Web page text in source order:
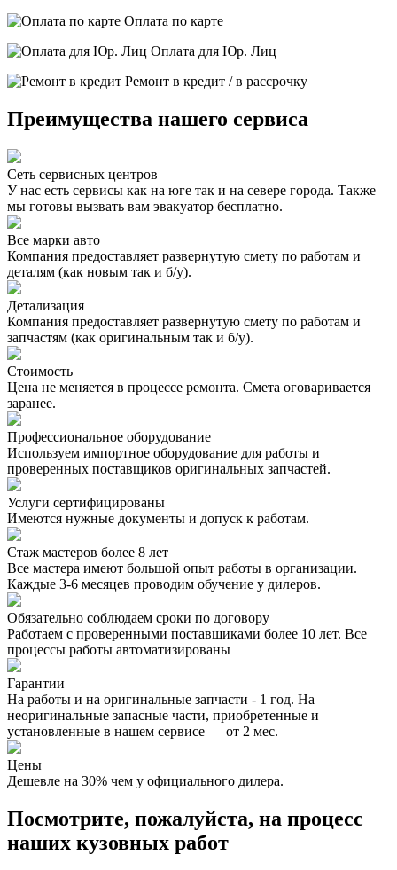
Оплата по карте
Оплата для Юр. Лиц
Ремонт в кредит / в рассрочку
Преимущества нашего сервиса
Сеть сервисных центров
У нас есть сервисы как на юге так и на севере города. Также
мы готовы вызвать вам эвакуатор бесплатно.
Все марки авто
Компания предоставляет развернутую смету по работам и
деталям (как новым так и б/у).
Детализация
Компания предоставляет развернутую смету по работам и
запчастям (как оригинальным так и б/у).
Стоимость
Цена не меняется в процессе ремонта. Смета оговаривается
заранее.
Профессиональное оборудование
Используем импортное оборудование для работы и
проверенных поставщиков оригинальных запчастей.
Услуги сертифицированы
Имеются нужные документы и допуск к работам.
Стаж мастеров более 8 лет
Все мастера имеют большой опыт работы в организации.
Каждые 3-6 месяцев проводим обучение у дилеров.
Обязательно соблюдаем сроки по договору
Работаем с проверенными поставщиками более 10 лет. Все
процессы работы автоматизированы
Гарантии
На работы и на оригинальные запчасти - 1 год. На
неоригинальные запасные части, приобретенные и
установленные в нашем сервисе — от 2 мес.
Цены
Дешевле на 30% чем у официального дилера.
Посмотрите, пожалуйста, на процесс
наших кузовных работ